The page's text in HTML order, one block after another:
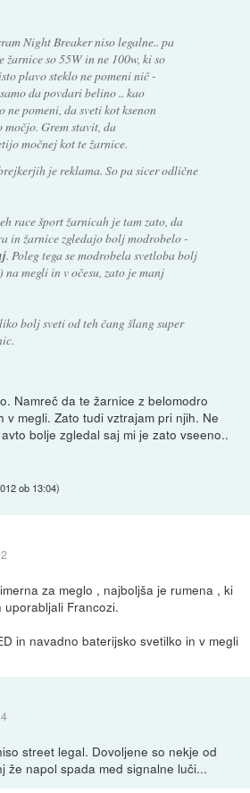
Night Breaker niso legalne.. pa
žarnice so 55W in ne 100w, ki so
plavo steklo ne pomeni nič -
da povdari belino .. kao
ne pomeni, da sveti kot ksenon
močjo. Grem stavit, da
močnej kot te žarnice.
je reklama. So pa sicer odlične
race šport žarnicah je tam zato, da
in žarnice zgledajo bolj modrobelo -
. Poleg tega se modrobela svetloba bolj
megli in v očesu, zato je manj
bolj sveti od teh čang šlang super
Namreč da te žarnice z belomodro
v megli. Zato tudi vztrajam pri njih. Ne
bolje zgledal saj mi je zato vseeno..
ob 13:04)
za meglo , najboljša je rumena , ki
Francozi.
in navadno baterijsko svetilko in v megli
street legal. Dovoljene so nekje od
že napol spada med signalne luči...